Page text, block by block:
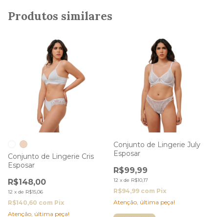
Produtos similares
Conjunto de Lingerie Cris
Esposar
R$148,00
12 x de R$15,06
R$140,60 com Pix
Atenção, última peça!
Conjunto de Lingerie July
Esposar
R$99,99
12 x de R$10,17
R$94,99 com Pix
Atenção, última peça!